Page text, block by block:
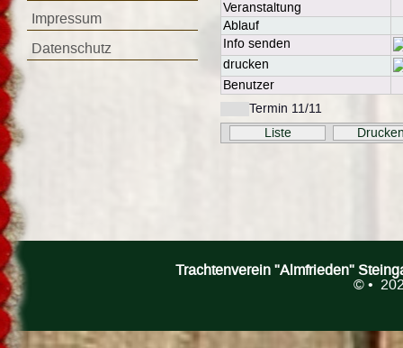
Trachtenverein "Almfrieden"
© •
Impressum
Datenschutz
Veranstaltung
Ablauf
Info senden
drucken
Benutzer
Termin 11/11
Liste